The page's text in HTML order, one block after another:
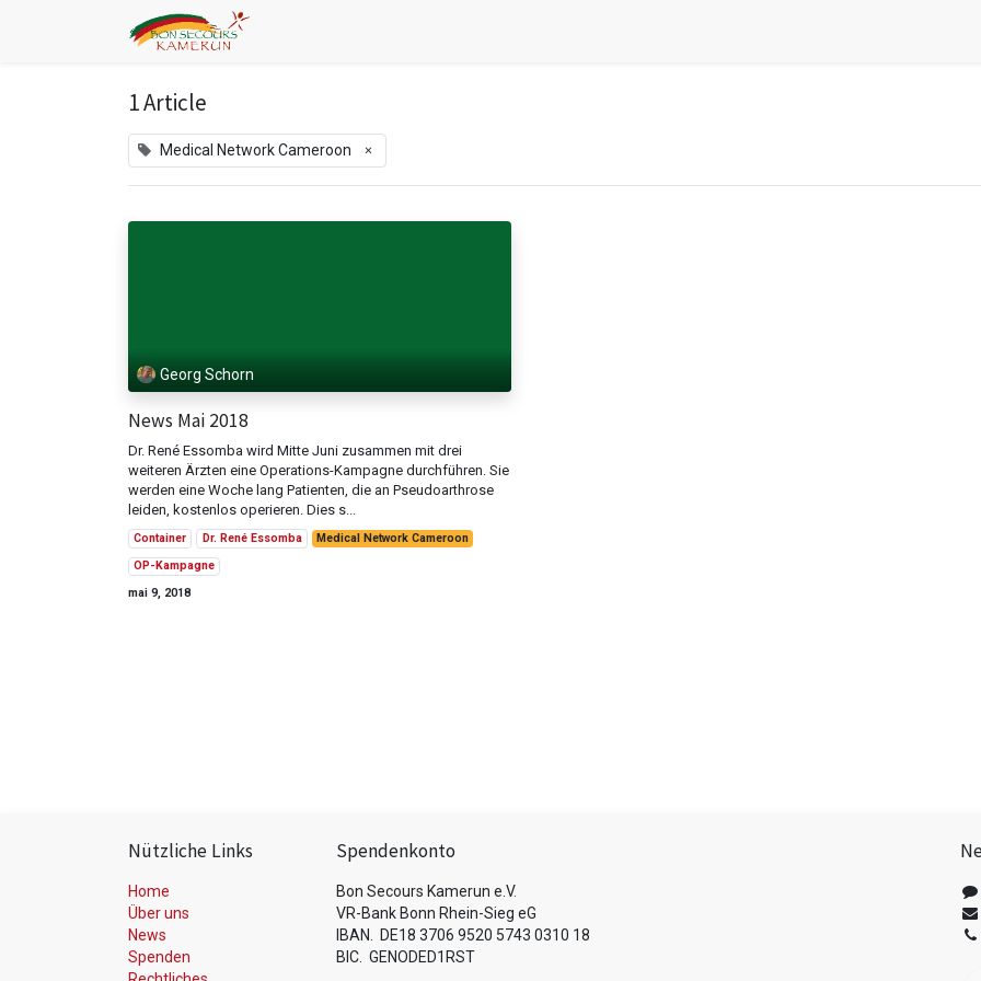
1 Article
Medical Network Cameroon ×
Georg Schorn
News Mai 2018
Dr. René Essomba wird Mitte Juni zusammen mit drei
weiteren Ärzten eine Operations-Kampagne durchführen. Sie
werden eine Woche lang Patienten, die an Pseudoarthrose
leiden, kostenlos operieren. Dies s...
Container Dr. René Essomba
Medical Network Cameroon
OP-Kampagne
mai 9, 2018
Nützliche Links
Home
Über uns
News
Spenden
Spendenkonto
Bon Secours Kamerun e.V.
VR-Bank Bonn Rhein-Sieg eG
IBAN.
DE18 3706 9520 5743 0310 18
BIC. GENODED1RST